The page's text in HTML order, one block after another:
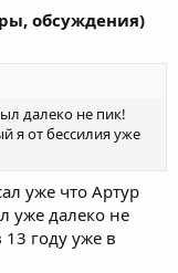
обсуждения)
далеко не пик!
я от бессилия уже
уже что Артур
уже далеко не
году уже в